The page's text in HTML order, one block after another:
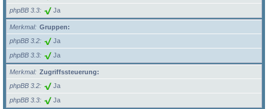
phpBB 3.3 Ja
Merkmal
Gruppen:
phpBB 3.2
Ja
phpBB 3.3 Ja
Merkmal
Zugriffssteuerung:
phpBB 3.2
Ja
phpBB 3.3 Ja